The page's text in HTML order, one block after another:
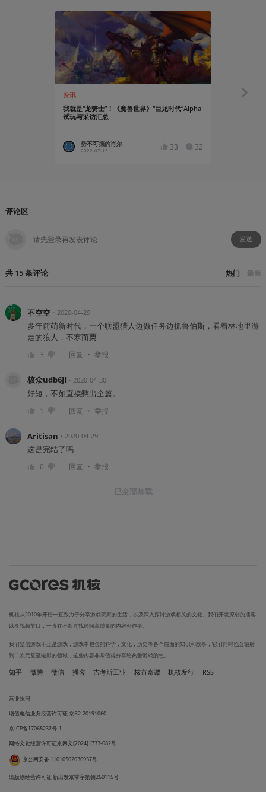
资讯
我就是“龙骑士”！《魔兽世界》“巨龙时代”Alpha
试玩与采访汇总
势不可挡的肖尔
2022-07-15 33 32
知识挖掘机
评论区
发送
共 15条评论 热门 最新
不空空・ 2020-04-29
多年前萌新时代，一个联盟猎人边做任务边抓鲁伯斯，看着林地里游
走的狼人，不寒而栗
3 回复 ・ 举报
核众udb6JI ・ 2020-04-30
好短，不如直接憋出全篇。
1 回复 ・ 举报
Aritisan ・ 2020-04-29
这是完结了吗
0 回复 ・ 举报
已全部加载
机核从2010年开始一直致力于分享游戏玩家的生活，以及深入探讨游戏相关的文化。我们开发原创的播客
以及视频节目，一直在不断寻找民间高质量的内容创作者。
我们坚信游戏不止是游戏，游戏中包含的科学，文化，历史等各个层面的知识和故事，它们同时也会辐射
到二次元甚至电影的领域，这些内容非常值得分享给热爱游戏的您。
知乎 微博 微信 播客 吉考斯工业 核市奇谭 机核发行 RSS
营业执照
增值电信业务经营许可证 京B2-20191060
京ICP备17068232号-1
网络文化经营许可证京网文[2024]1733-082号
京公网安备 11010502036937号
出版物经营许可证 新出发京零字第朝260115号